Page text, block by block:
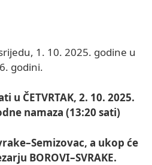
1. 10. 2025. godine u
godini.
u ČETVRTAK, 2. 10. 2025.
namaza (13:20 sati)
a ukop će
BOROVI–SVRAKE.